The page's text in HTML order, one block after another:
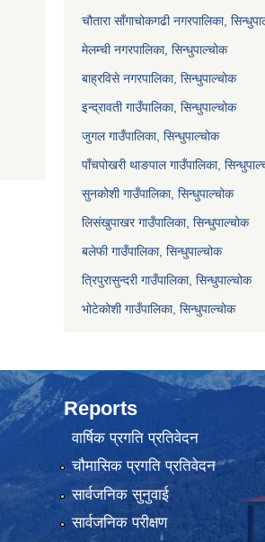
चौतारा साँगाचोकगढी नगरपालिका,
मेलम्ची नगरपालिका, सिन्धुपाल्चोक
बाह्रविसे नगरपालिका, सिन्धुपाल्चोक
इन्द्रावती गाउँपालिका, सिन्धुपाल्चोक
जुगल गाउँपालिका, सिन्धुपाल्चोक
पाँचपोखरी थाङपाल गाउँपालिका,
सुनकोशी गाउँपालिका, सिन्धुपाल्चोक
लिसंखुपाखर गाउँपालिका, सिन्धुपाल्चोक
बलेफी गाउँपालिका, सिन्धुपाल्चोक
त्रिपुरासुन्दरी गाउँपालिका, सिन्धुपाल्चोक
भोटेकोशी गाउँपालिका, सिन्धुपाल्चोक
Reports
वार्षिक प्रगति प्रतिवेदन
चौमासिक प्रगति प्रतिवेदन
सार्वजनिक सुनुवाई
सार्वजनिक परीक्षण